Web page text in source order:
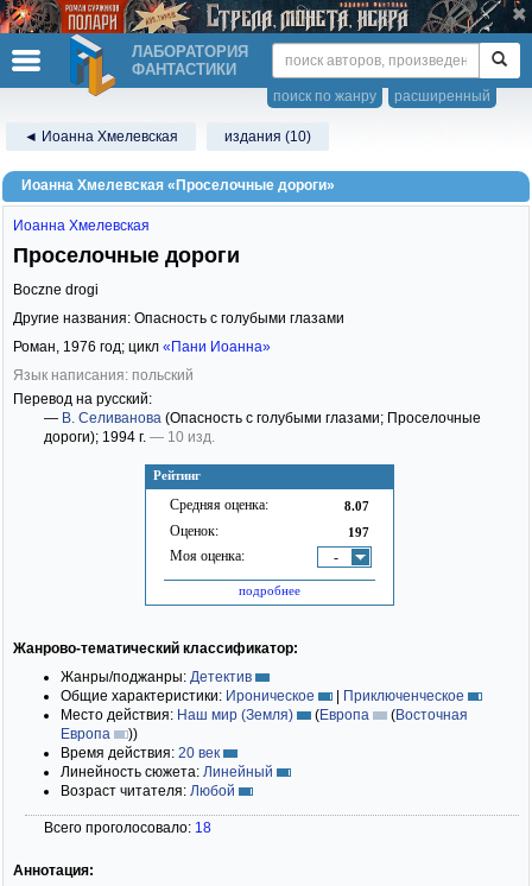
ЛАБОРАТОРИЯ
ФАНТАСТИКИ
расширенный
поиск по жанру
◄ Иоанна Хмелевская издания (10)
Иоанна Хмелевская «Проселочные дороги»
Рейтинг
Средняя оценка: 8.07
Оценок: 197
Моя оценка: -
подробнее
Иоанна Хмелевская
Проселочные дороги
Boczne drogi
Другие названия: Опасность с голубыми глазами
Роман, 1976 год; цикл «Пани Иоанна»
Язык написания: польский
Перевод на русский:
— В. Селиванова (Опасность с голубыми глазами; Проселочные
дороги); 1994 г. — 10 изд.
Жанрово-тематический классификатор:
Жанры/поджанры: Детектив
Общие характеристики: Ироническое | Приключенческое
Место действия: Наш мир (Земля) (Европа (Восточная
Европа
))
Время действия: 20 век
Линейность сюжета: Линейный
Возраст читателя: Любой
Всего проголосовало: 18
Аннотация: